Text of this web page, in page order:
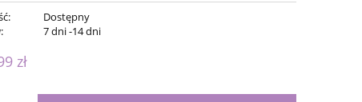
Dostępny
7 dni -14 dni
zł